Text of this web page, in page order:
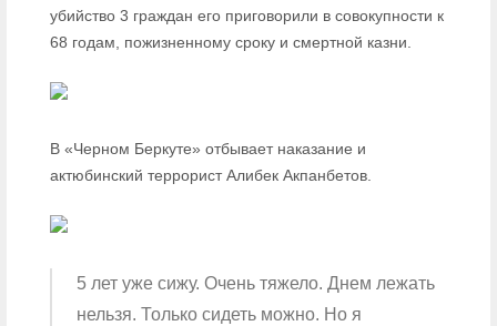
убийство 3 граждан его приговорили в совокупности к
68 годам, пожизненному сроку и смертной казни.
В «Черном Беркуте» отбывает наказание и
актюбинский террорист Алибек Акпанбетов.
5 лет уже сижу. Очень тяжело. Днем лежать
нельзя. Только сидеть можно. Но я